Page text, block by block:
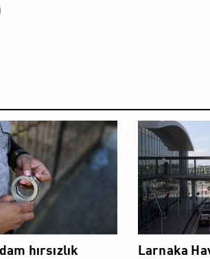
SOSYAL
hırsızlık
Larnaka